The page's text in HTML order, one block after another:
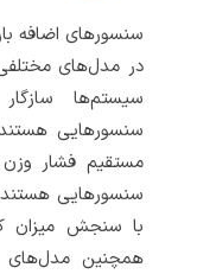
در مدل‌های
سیستم‌ها
سنسورهایی
مستقیم فشار وزن
سنسورهایی
با سنجش میزان
همچنین مدل‌های